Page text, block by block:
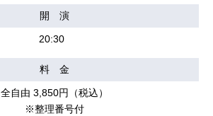
開 演
20:30
料 金
全自由 3,850円（税込）
※整理番号付